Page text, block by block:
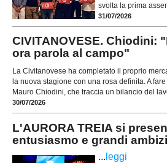
svolta la prima
31/07/2026
CIVITANOVESE. Chiodini:
ora parola al campo"
La Civitanovese ha completato il proprio
la nuova stagione con una rosa definita. A
Mauro Chiodini, che traccia un bilancio del
30/07/2026
L'AURORA TREIA si
entusiasmo e grandi
... leggi